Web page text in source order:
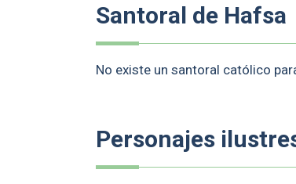
Santoral de Hafsa
No existe un santoral católico
Personajes